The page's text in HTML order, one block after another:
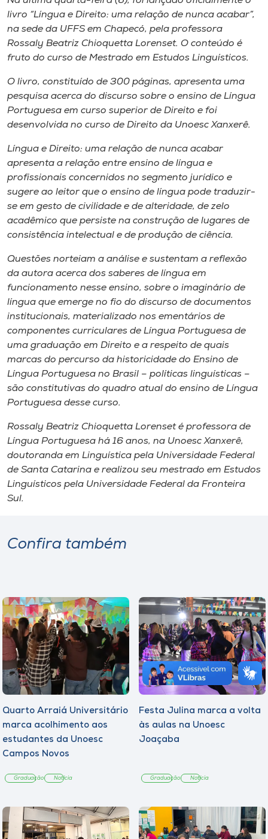
Rádio
Museu
Unoesc
Store
Selecione
A+
A-
livro “Língua e Direito: uma relação de nunca acabar”,
na sede da UFFS em Chapecó, pela professora
Rossaly Beatriz Chioquetta Lorenset. O conteúdo é
fruto do curso de Mestrado em Estudos Linguísticos.
O livro, constituído de 300 páginas, apresenta uma
pesquisa acerca do discurso sobre o ensino de Língua
Portuguesa em curso superior de Direito e foi
desenvolvida no curso de Direito da Unoesc Xanxerê.
Língua e Direito: uma relação de nunca acabar
apresenta a relação entre ensino de língua e
profissionais concernidos no segmento jurídico e
sugere ao leitor que o ensino de língua pode traduzir-
se em gesto de civilidade e de alteridade, de zelo
acadêmico que persiste na construção de lugares de
consistência intelectual e de produção de ciência.
Questões norteiam a análise e sustentam a reflexão
da autora acerca dos saberes de língua em
funcionamento nesse ensino, sobre o imaginário de
língua que emerge no fio do discurso de documentos
institucionais, materializado nos ementários de
componentes curriculares de Língua Portuguesa de
uma graduação em Direito e a respeito de quais
marcas do percurso da historicidade do Ensino de
Língua Portuguesa no Brasil – políticas linguísticas –
são constitutivas do quadro atual do ensino de Língua
Portuguesa desse curso.
Rossaly Beatriz Chioquetta Lorenset é professora de
Língua Portuguesa há 16 anos, na Unoesc Xanxerê,
doutoranda em Linguística pela Universidade Federal
de Santa Catarina e realizou seu mestrado em Estudos
Linguísticos pela Universidade Federal da Fronteira
Sul.
Confira também
Quarto Arraiá Universitário
marca acolhimento aos
estudantes da Unoesc
Campos Novos
Graduação Notícia
Festa Julina marca a volta
às aulas na Unoesc
Joaçaba
Graduação Notícia